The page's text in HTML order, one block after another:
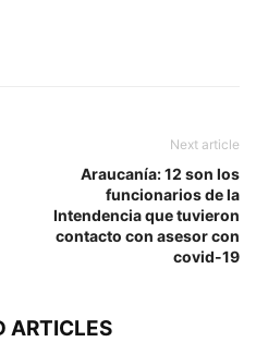
Next article
Araucanía: 12 son los
funcionarios de la
Intendencia que tuvieron
contacto con asesor con
covid-19
ARTICLES